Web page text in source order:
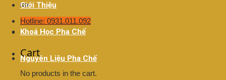
Hotline: 0931.011.092
Cart
No products in the cart.
Giới Thiệu
Khoá Học Pha Chế
Nguyên Liệu Pha Chế